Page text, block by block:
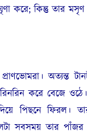
করে;কিন্তু তার
অত্যন্ত
রিনরিন করে বেজে
পিছনে ফিরল।
সবসময় তার